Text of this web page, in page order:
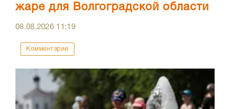
жаре для Волгоградской области
08.08.2026 11:19
Комментарии